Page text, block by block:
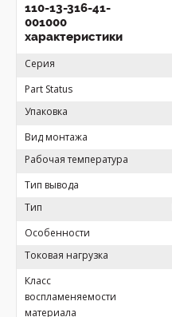
110-13-316-41-
001000
характеристики
Серия
Part Status
Упаковка
Вид монтажа
Рабочая температура
Тип вывода
Тип
Особенности
Токовая нагрузка
Класс
воспламеняемости
материала